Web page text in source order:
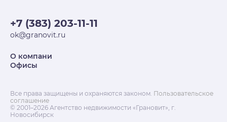
+7 (383) 203-11-11
ok@granovit.ru
О компани
Офисы
Все права защищены и охраняются законом. Пользовательское
соглашение
© 2001–2026 Агентство недвижимости «Грановит», г.
Новосибирск